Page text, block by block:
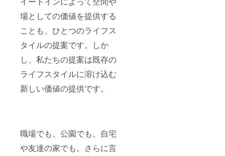
場としての価値を提供する
ことも、ひとつのライフス
タイルの提案です。しか
し、私たちの提案は既存の
ライフスタイルに溶け込む
新しい価値の提供です。
職場でも、公園でも、自宅
や友達の家でも。さらに言